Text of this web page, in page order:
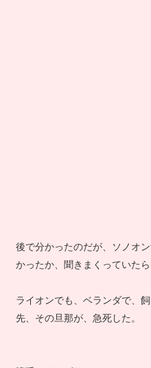
後で分かったのだが、ソノオ
かったか、聞きまくっていたら
ライオンでも、ベランダで、
先、その旦那が、急死した。